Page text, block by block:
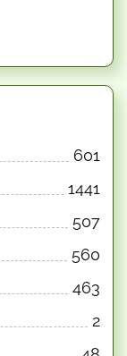
601
1441
507
560
463
2